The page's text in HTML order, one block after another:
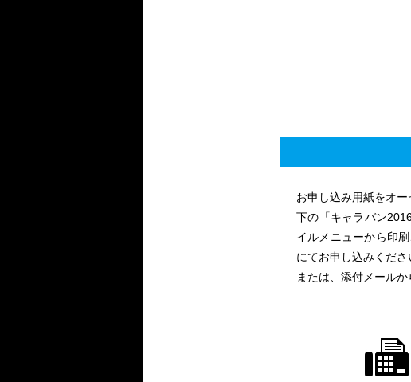
お申し込み用紙をオー
下の「キャラバン
イルメニューから印
にてお申し込みくださ
または、添付メール